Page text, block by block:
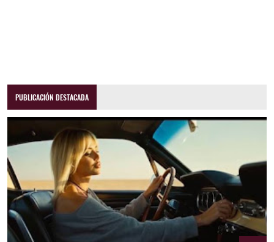
PUBLICACIÓN DESTACADA